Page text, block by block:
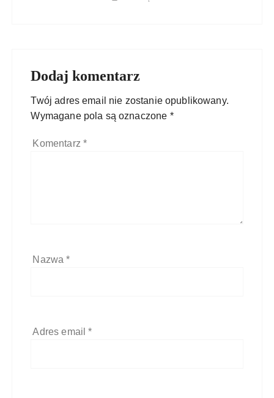
Dodaj komentarz
Twój adres email nie zostanie opublikowany.
Wymagane pola są oznaczone *
Komentarz *
Nazwa*
Adres email*